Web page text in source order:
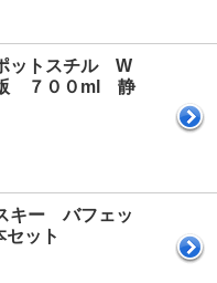
ットスチル W
７００ml 静
キー バフェッ
ット